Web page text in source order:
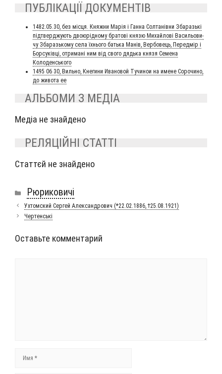
ПУБЛІКАЦІЇ ДОКУМЕНТІВ
1482.05.30, без міс­ця. Княж­ни Марія і Ган­на Сол­танів­ни Зба­разь­кі
під­твер­джу­ють дво­юрід­но­му бра­то­ві кня­зю Михай­ло­ві Васи­льо­ви­
чу Зба­разь­ко­му села їхньо­го бать­ка Манів, Вер­бо­ве­ць, Перед­мір і
Бор­суків­ці, отри­мані ним від сво­го дядь­ка кня­зя Семе­на
Колоденського
1495 06 30, Виль­но, Кне­ги­ни Ива­но­вой Тучи­нои на имене Соро­чи­но,
до живо­та ее
АЛЬБОМИ З МЕДІА
Медіа не знайдено
РЕЛЯЦІЙНІ СТАТТІ
Статтєй не знайдено
Рубрики
Рюриковичі
Ухтомский Сергей Александрович (*22.02.1886, †25.08.1921)
Чертенські
Оставьте комментарий